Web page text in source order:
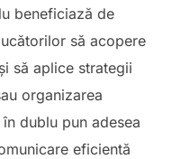
beneficiază de
să acopere
să aplice strategii
organizarea
dublu pun adesea
eficientă